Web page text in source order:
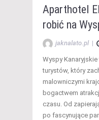
Aparthotel
robić na
jaknalato.pl |
Wyspy
turystów, który
malowniczymi
bogactwem
czasu. Od
po fascynujące